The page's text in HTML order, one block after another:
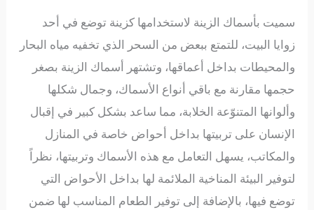
سميت بأسماك الزينة لاستخدامها كزينة توضع في أحد
زوايا البيت، للتمتع ببعض من السحر الذي تخفيه مياه البحار
والمحيطات بداخل أعماقها، وتشتهر أسماك الزينة بصغر
حجمها مقارنة مع باقي أنواع الأسماك، وجمال شكلها
وألوانها المتنوّعة الخلابة، مما ساعد بشكل كبير في إقبال
الإنسان على تربيتها بداخل أحواض خاصة في المنازل
والمكاتب، يسهل التعامل مع هذه الأسماك وتربيتها، نظراً
لتوفير البيئة المناخية الملائمة لها بداخل الأحواض التي
توضع فيها، بالإضافة إلى توفير الطعام المناسب لها ضمن